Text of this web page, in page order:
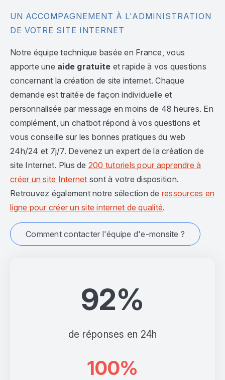
92%
de réponses en 24h
100%
UN ACCOMPAGNEMENT À L'ADMINISTRATION
DE VOTRE SITE INTERNET
Notre équipe technique basée en France, vous
apporte une aide gratuite et rapide à vos questions
concernant la création de site internet. Chaque
demande est traitée de façon individuelle et
personnalisée par message en moins de 48 heures. En
complément, un chatbot répond à vos questions et
vous conseille sur les bonnes pratiques du web
24h/24 et 7j/7. Devenez un expert de la création de
site Internet. Plus de 200 tutoriels pour apprendre à
créer un site Internet sont à votre disposition.
Retrouvez également notre sélection de ressources en
ligne pour créer un site internet de qualité.
Comment contacter l'équipe d'e-monsite ?